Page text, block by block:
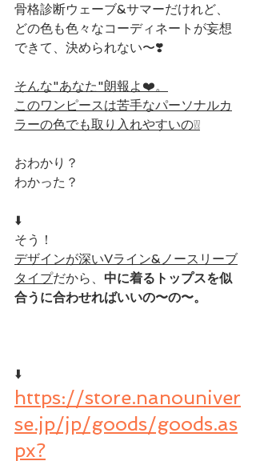
骨格診断ウェーブ&サマーだけれど、
どの色も色々なコーディネートが妄想
できて、決められない〜❣️
そんな"あなた"朗報よ❤️。
このワンピースは苦手なパーソナルカ
ラーの色でも取り入れやすいの❕❕
おわかり？
わかった？
⬇️
そう！
デザインが深いVライン&ノースリーブ
タイプだから、 中に着るトップスを似
合うに合わせればいいの〜の〜。
⬇️
https://store.nanouniver
se.jp/jp/goods/goods.as
px?